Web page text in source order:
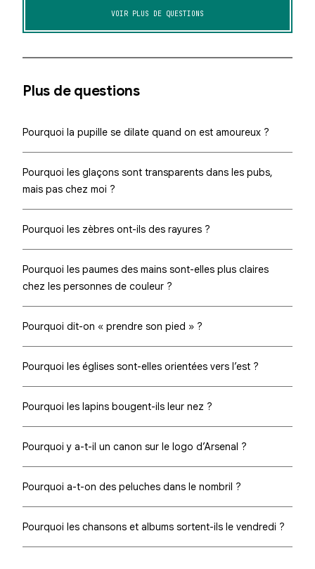
VOIR PLUS DE QUESTIONS
Plus de questions
Pourquoi la pupille se dilate quand on est amoureux ?
Pourquoi les glaçons sont transparents dans les pubs,
mais pas chez moi ?
Pourquoi les zèbres ont-ils des rayures ?
Pourquoi les paumes des mains sont-elles plus claires
chez les personnes de couleur ?
Pourquoi dit-on « prendre son pied » ?
Pourquoi les églises sont-elles orientées vers l’est ?
Pourquoi les lapins bougent-ils leur nez ?
Pourquoi y a-t-il un canon sur le logo d’Arsenal ?
Pourquoi a-t-on des peluches dans le nombril ?
Pourquoi les chansons et albums sortent-ils le vendredi ?